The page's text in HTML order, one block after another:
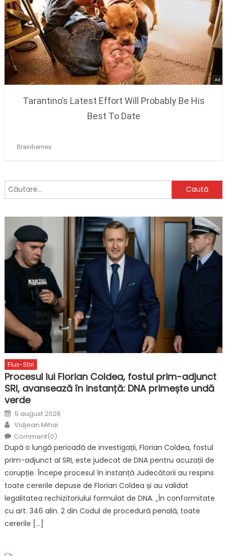
Caută
după:
Flux-Stiri
Procesul lui Florian Coldea, fostul prim-adjunct
SRI, avansează în instanță: DNA primește undă
verde
Posted
on
5 august 2026
Author
Vidjean Mihai
Comment(0)
După o lungă perioadă de investigații, Florian Coldea, fostul
prim-adjunct al SRI, este judecat de DNA pentru acuzații de
corupție. Începe procesul în instanță Judecătorii au respins
toate cererile depuse de Florian Coldea și au validat
legalitatea rechizitoriului formulat de DNA. „În conformitate
cu art. 346 alin. 2 din Codul de procedură penală, toate
cererile […]